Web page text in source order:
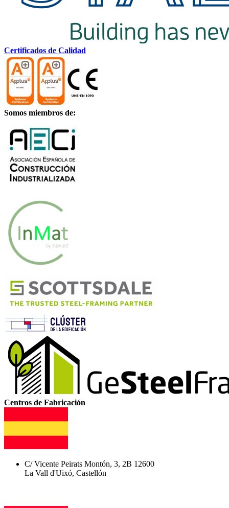
Certificados de Calidad
Somos miembros de:
Centros de Fabricación
C/ Vicente Peirats Montón, 3, 2B 12600
La Vall d'Uixó, Castellón